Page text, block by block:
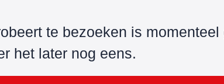
te bezoeken is
het later nog eens.